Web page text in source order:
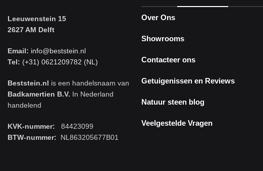
Leeuwenstein 15
2627 AM Delft
Email: info@beststein.nl
Tel: (+31) 0621209782 (NL)
Beststein.nl is een handelsnaam van
Badkamertien B.V. In Nederland
handelend
KVK-nummer: 84423099
BTW-nummer: NL863205677B01
Over Ons
Showrooms
Contacteer ons
Getuigenissen en Reviews
Natuur steen blog
Veelgestelde Vragen